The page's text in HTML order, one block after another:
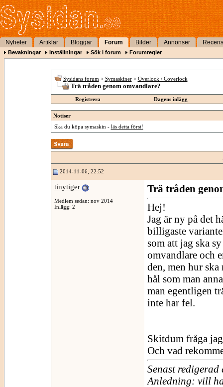
Nyheter Artiklar Bloggar Forum Bilder Annonser
Bevakningar Inställningar Sök i forum Forumregler
Sysidans forum > Symaskiner > Overlock / Coverlock
Trä tråden genom omvandlare?
Registrera Dagens inlägg
Notiser
Ska du köpa symaskin - läs detta först!
2014-11-06, 22:52
tinytiger
Medlem sedan: nov 2014
Inlägg: 2
Trä tråden
Hej!
Jag är ny på det
billigaste
som att jag ska
omvandlare och
den, men hur ska
hål som man
man egentligen
inte har fel.
Skitdum fråga
Och vad
Senast
Anledning: vill